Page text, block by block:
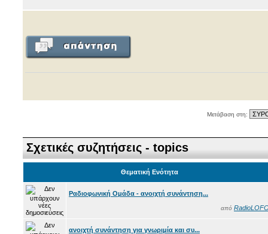
Μετάβαση στη:
Σχετικές συζητήσεις - topics
Θεματική Ενότητα
Ραδιοφωνική Ομάδα - ανοιχτή συνάντηση...
από
ανοιχτή συνάντηση για γνωριμία και συ...